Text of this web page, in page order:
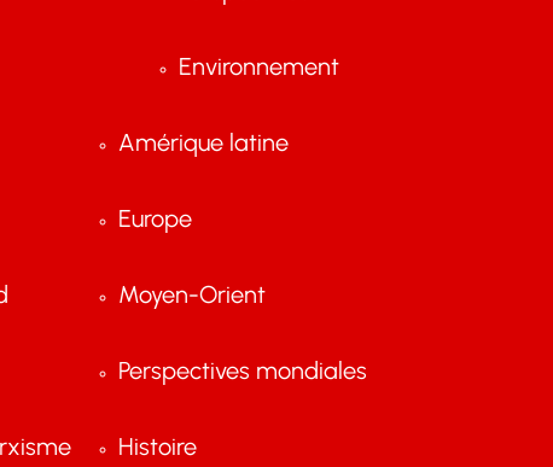
Environnement
Amérique latine
Europe
Moyen-Orient
Perspectives mondiales
Histoire